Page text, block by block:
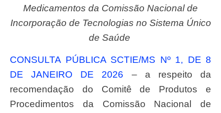
Medicamentos da Comissão Nacional de
Incorporação de Tecnologias no Sistema Único
de Saúde
CONSULTA PÚBLICA SCTIE/MS Nº 1, DE 8
DE JANEIRO DE 2026 – a respeito da
recomendação do Comitê de Produtos e
Procedimentos da Comissão Nacional de